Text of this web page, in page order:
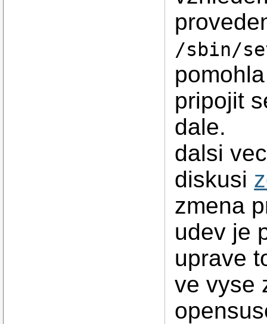
/sbin/
pripojit
dale.
dalsi
diskusi
zmena
udev je
uprave
ve vyse